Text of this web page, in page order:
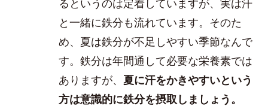
るというのは定着していますが、実は汗
と一緒に鉄分も流れています。そのた
め、夏は鉄分が不足しやすい季節なんで
す。鉄分は年間通して必要な栄養素では
ありますが、 夏に汗をかきやすいという
方は意識的に鉄分を摂取しましょう。